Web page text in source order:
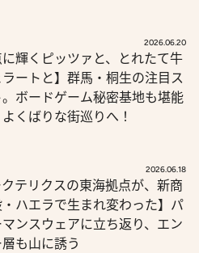
2026.06.20
に輝くピッツァと、とれたて牛
ートと】群馬・桐生の注目ス
ボードゲーム秘密基地も堪能
くばりな街巡りへ！
2026.06.18
クテリクスの東海拠点が、新商
ハエラで生まれ変わった】パ
ンスウェアに立ち返り、エン
層も山に誘う